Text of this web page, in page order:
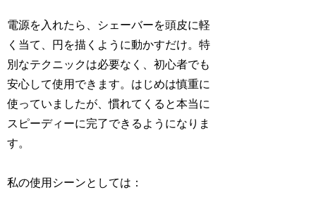
電源を入れたら、シェーバーを頭皮に軽
く当て、円を描くように動かすだけ。特
別なテクニックは必要なく、初心者でも
安心して使用できます。はじめは慎重に
使っていましたが、慣れてくると本当に
スピーディーに完了できるようになりま
す。
私の使用シーンとしては：